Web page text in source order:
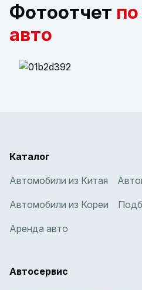
Фотоотчет
авто
Каталог
Автомобили из Китая
Автомобили из Кореи
Аренда авто
Автосервис